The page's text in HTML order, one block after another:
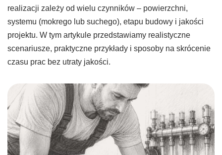
realizacji zależy od wielu czynników – powierzchni,
systemu (mokrego lub suchego), etapu budowy i jakości
projektu. W tym artykule przedstawiamy realistyczne
scenariusze, praktyczne przykłady i sposoby na skrócenie
czasu prac bez utraty jakości.